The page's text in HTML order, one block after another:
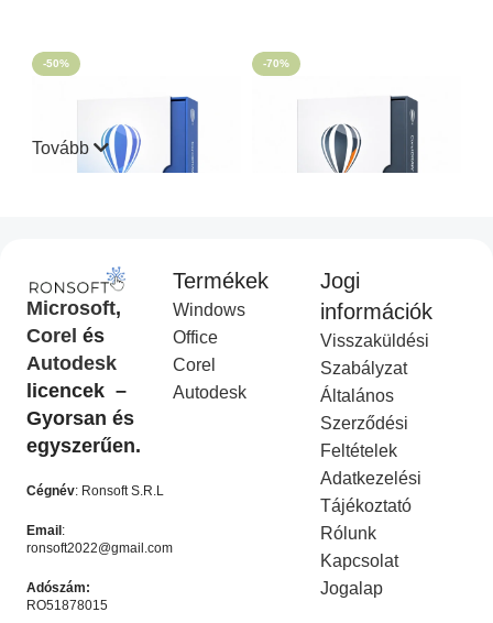
-50%
CorelDraw Standard 2021
I
Corel Licenc
Akciós
termék
Ft19,990.00 Ft 9,990.00
KOSÁRBA HELYEZÉS
-70%
CorelDraw Technical Suite
Akciós termék
49,990.00 Ft14,990.00
KOSÁRBA HELYEZÉS
Tovább
Microsoft,
Corel és
Autodesk
licencek –
Gyorsan és
egyszerűen.
Cégnév: Ronsoft S.R.L
Email :
ronsoft2022@gmail.com
Adószám:
RO51878015
Termékek
Windows
Office
Corel
Autodesk
Jogi
információk
Visszaküldési
Szabályzat
Általános
Szerződési
Feltételek
Adatkezelési
Tájékoztató
Rólunk
Kapcsolat
Jogalap